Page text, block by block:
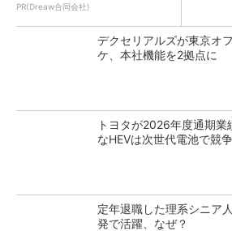
PR(Dreaw合同会社)
デクセリアルズが東京オ
ケ、本社機能を2拠点に
トヨタが2026年度通期業
なHEVは次世代電池で競
定年退職した理系シニア
発で活躍、なぜ？